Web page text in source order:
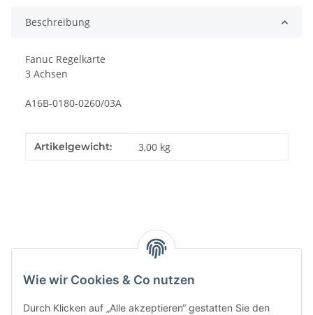
Wie wir Cookies & Co nutzen
Durch Klicken auf „Alle akzeptieren“ gestatten Sie den
Beschreibung
Fanuc Regelkarte
3 Achsen
A16B-0180-0260/03A
Produkteigenschaft
Wert
Artikelgewicht: 3,00 kg
Kategorien